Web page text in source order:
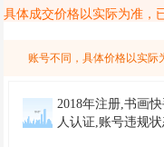
具体成交价格以实际为准，
账号不同，具体价格以实际
2018年注册,书画
人认证,账号违规